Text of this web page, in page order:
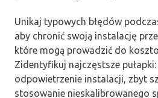
Unikaj typowych błędów
aby chronić swoją instalację
które mogą prowadzić do
Zidentyfikuj najczęstsze
odpowietrzenie instalacji, zbyt
stosowanie nieskalibrowanego